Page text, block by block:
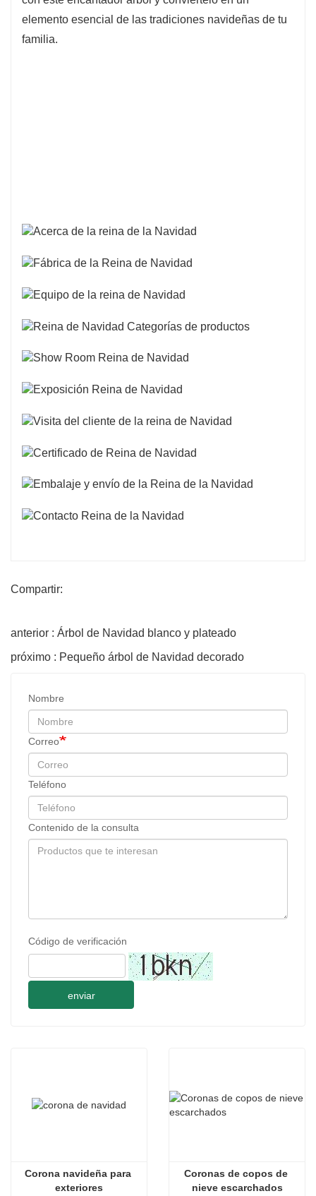
elemento esencial de las tradiciones navideñas de tu
familia.
Compartir:
anterior : Árbol de Navidad blanco y plateado
próximo : Pequeño árbol de Navidad decorado
Nombre
Correo
Teléfono
Contenido de la consulta
Código de verificación
enviar
Corona navideña para
exteriores
Coronas de copos de
nieve escarchados